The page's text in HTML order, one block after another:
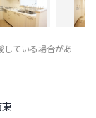
ている場合があ